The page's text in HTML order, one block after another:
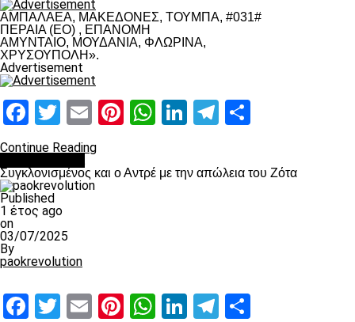
ΑΜΠΑΛΑΕΑ, ΜΑΚΕΔΟΝΕΣ, ΤΟΥΜΠΑ, #031#
ΠΕΡΑΙΑ (ΕΟ) , ΕΠΑΝΟΜΗ
ΑΜΥΝΤΑΙΟ, ΜΟΥΔΑΝΙΑ, ΦΛΩΡΙΝΑ,
ΧΡΥΣΟΥΠΟΛΗ».
Advertisement
Facebook
Twitter
EmailPinterest
WhatsApp
LinkedIn
Telegram
Continue Reading
Συγκλονισμένος και ο Αντρέ με την απώλεια του Ζότα
Published
1 έτος ago
on
03/07/2025
By
paokrevolution
Facebook
Twitter
EmailPinterest
WhatsApp
LinkedIn
Telegram